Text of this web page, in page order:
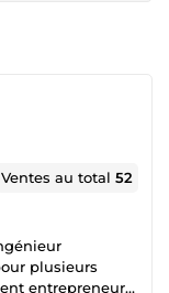
Ventes au total52
plusieurs
entrepreneur